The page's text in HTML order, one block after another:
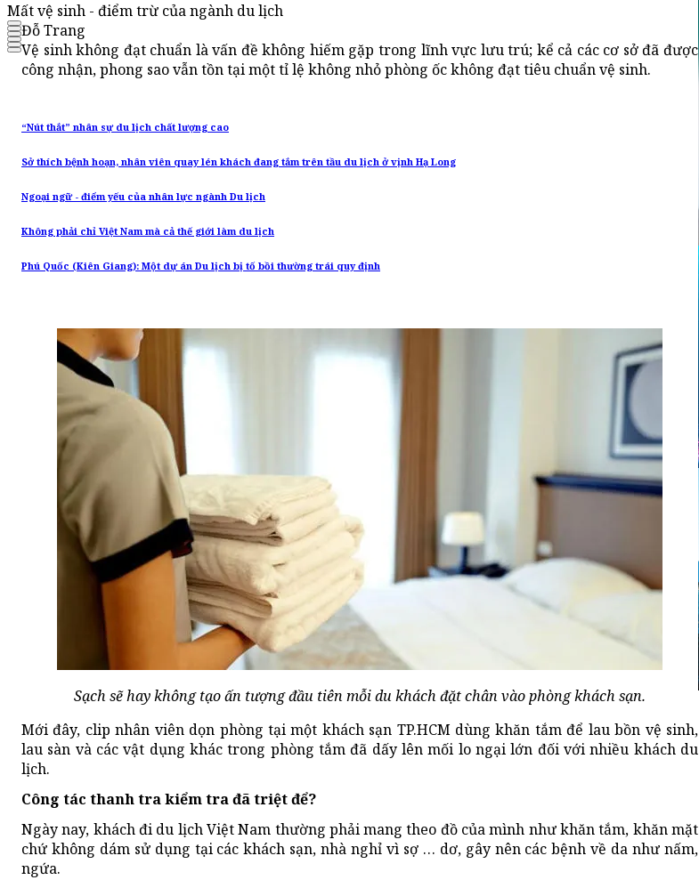
Mất vệ sinh - điểm trừ của ngành du lịch
Đỗ Trang
Vệ sinh không đạt chuẩn là vấn đề không hiếm gặp trong lĩnh vực lưu trú; kể cả các cơ sở đã được
công nhận, phong sao vẫn tồn tại một tỉ lệ không nhỏ phòng ốc không đạt tiêu chuẩn vệ sinh.
“Nút thắt” nhân sự du lịch chất lượng cao
Sở thích bệnh hoạn, nhân viên quay lén khách đang tắm trên tầu du lịch ở vịnh Hạ Long
Ngoại ngữ - điểm yếu của nhân lực ngành Du lịch
Không phải chỉ Việt Nam mà cả thế giới làm du lịch
Phú Quốc (Kiên Giang): Một dự án Du lịch bị tố bồi thường trái quy định
Sạch sẽ hay không tạo ấn tượng đầu tiên mỗi du khách đặt chân vào phòng khách sạn.
Mới đây, clip nhân viên dọn phòng tại một khách sạn TP.HCM dùng khăn tắm để lau bồn vệ sinh,
lau sàn và các vật dụng khác trong phòng tắm đã dấy lên mối lo ngại lớn đối với nhiều khách du
lịch.
Công tác thanh tra kiểm tra đã triệt để?
Ngày nay, khách đi du lịch Việt Nam thường phải mang theo đồ của mình như khăn tắm, khăn mặt
chứ không dám sử dụng tại các khách sạn, nhà nghỉ vì sợ … dơ, gây nên các bệnh về da như nấm,
ngứa.